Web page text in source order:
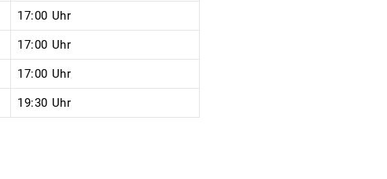
17:00 Uhr
17:00 Uhr
17:00 Uhr
19:30 Uhr